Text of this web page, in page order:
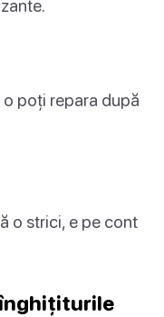
o poți repara după
o strici, e pe cont
înghițiturile